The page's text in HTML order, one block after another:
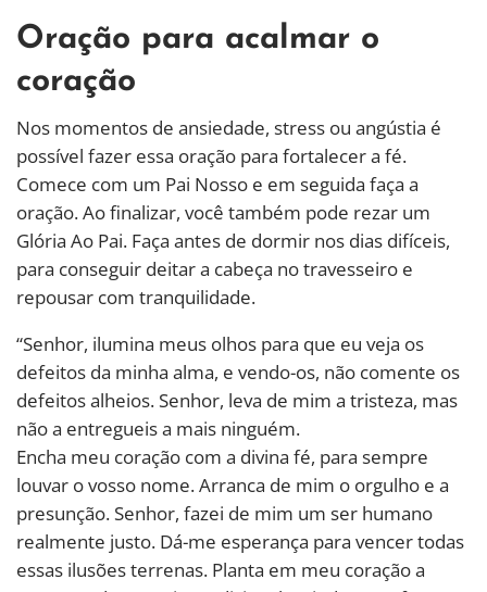
Oração para acalmar o
coração
Nos momentos de ansiedade, stress ou angústia é
possível fazer essa oração para fortalecer a fé.
Comece com um Pai Nosso e em seguida faça a
oração. Ao finalizar, você também pode rezar um
Glória Ao Pai. Faça antes de dormir nos dias difíceis,
para conseguir deitar a cabeça no travesseiro e
repousar com tranquilidade.
“Senhor, ilumina meus olhos para que eu veja os
defeitos da minha alma, e vendo-os, não comente os
defeitos alheios. Senhor, leva de mim a tristeza, mas
não a entregueis a mais ninguém.
Encha meu coração com a divina fé, para sempre
louvar o vosso nome. Arranca de mim o orgulho e a
presunção. Senhor, fazei de mim um ser humano
realmente justo. Dá-me esperança para vencer todas
essas ilusões terrenas. Planta em meu coração a